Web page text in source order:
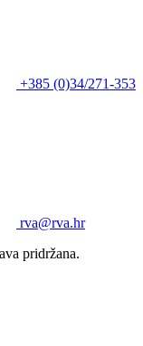
+385 (0)34/271-353
rva@rva.hr
pridržana.